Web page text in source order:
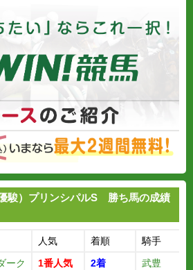
駿）プリンシパルS 勝ち馬の成績
人気 着順
騎手
ーク 1番人気 2着 武豊